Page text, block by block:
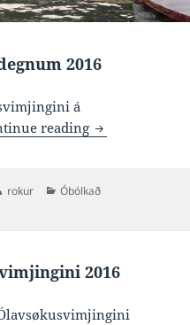
2016
á
reading Myndir frá
Author
rokur Categories
Óbólkað
2016
2016